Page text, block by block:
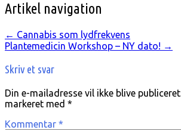
Artikel navigation
← Cannabis som lydfrekvens
Plantemedicin Workshop – NY dato! →
Skriv et svar
Din e-mailadresse vil ikke blive publiceret.
markeret med *
Kommentar *